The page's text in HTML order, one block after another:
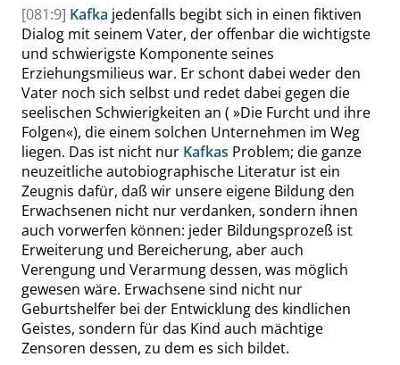
[081:9] Kafka jedenfalls begibt sich in einen fiktiven
Dialog mit seinem Vater, der offenbar die wichtigste
und schwierigste Komponente seines
Erziehungsmilieus war. Er schont dabei weder den
Vater noch sich selbst und redet dabei gegen die
seelischen Schwierigkeiten an ( »Die Furcht und ihre
Folgen«), die einem solchen Unternehmen im Weg
liegen. Das ist nicht nur Kafkas Problem; die ganze
neuzeitliche autobiographische Literatur ist ein
Zeugnis dafür, daß wir unsere eigene Bildung den
Erwachsenen nicht nur verdanken, sondern ihnen
auch vorwerfen können: jeder Bildungsprozeß ist
Erweiterung und Bereicherung, aber auch
Verengung und Verarmung dessen, was möglich
gewesen wäre. Erwachsene sind nicht nur
Geburtshelfer bei der Entwicklung des kindlichen
Geistes, sondern für das Kind auch mächtige
Zensoren dessen, zu dem es sich bildet.